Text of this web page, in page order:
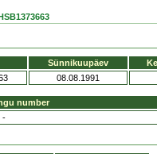
Sünnikuupäev
08.08.1991
number
-